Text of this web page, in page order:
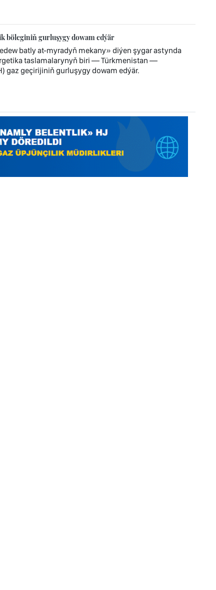
böleginiň gurluşygy dowam edýär
batly at-myradyň mekany» diýen şygar astynda
taslamalarynyň biri — Türkmenistan —
gaz geçirijiniň gurluşygy dowam edýär.